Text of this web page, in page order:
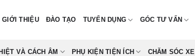
GIỚI THIỆU ĐÀO TẠO TUYỂN DỤNG GÓC TƯ VẤN
VÀ CÁCH ÂM PHỤ KIỆN TIỆN ÍCH CHĂM SÓC XE